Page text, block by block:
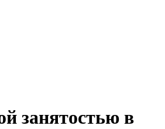
занятостью в